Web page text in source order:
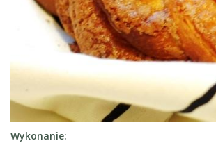
Wykonanie: